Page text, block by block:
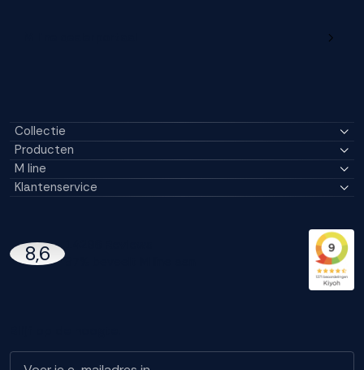
Collectie
Producten
M line
Klantenservice
8,6